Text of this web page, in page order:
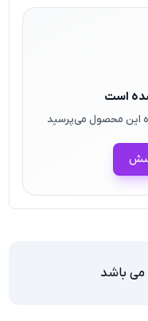
است
این محصول می‌پرسید
باشد